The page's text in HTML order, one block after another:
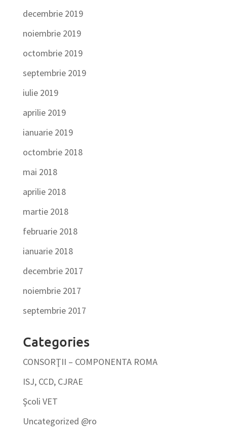
decembrie 2019
noiembrie 2019
octombrie 2019
septembrie 2019
iulie 2019
aprilie 2019
ianuarie 2019
octombrie 2018
mai 2018
aprilie 2018
martie 2018
februarie 2018
ianuarie 2018
decembrie 2017
noiembrie 2017
septembrie 2017
Categories
CONSORŢII – COMPONENTA ROMA
ISJ, CCD, CJRAE
Şcoli VET
Uncategorized @ro